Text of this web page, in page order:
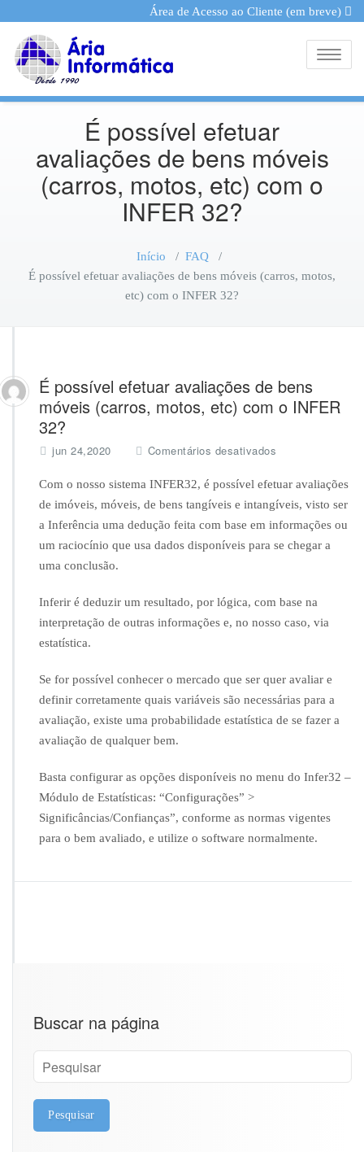
Área de Acesso ao Cliente (em breve)
É possível efetuar
avaliações de bens móveis
(carros, motos, etc) com o
INFER 32?
Início / FAQ/
É possível efetuar avaliações de bens móveis (carros, motos,
etc) com o INFER 32?
É possível efetuar avaliações de bens
móveis (carros, motos, etc) com o INFER
32?
jun 24,2020 Comentários desativados
É
s
s
e
e
t
u
r
a
a
ç
e
s
Com o nosso sistema INFER32, é possível efetuar avaliações
de imóveis, móveis, de bens tangíveis e intangíveis, visto ser
a Inferência uma dedução feita com base em informações ou
um raciocínio que usa dados disponíveis para se chegar a
uma conclusão.
Inferir é deduzir um resultado, por lógica, com base na
interpretação de outras informações e, no nosso caso, via
estatística.
Se for possível conhecer o mercado que ser quer avaliar e
definir corretamente quais variáveis são necessárias para a
avaliação, existe uma probabilidade estatística de se fazer a
avaliação de qualquer bem.
Basta configurar as opções disponíveis no menu do Infer32 –
Módulo de Estatísticas: “Configurações” >
Significâncias/Confianças”, conforme as normas vigentes
para o bem avaliado, e utilize o software normalmente.
Buscar na página